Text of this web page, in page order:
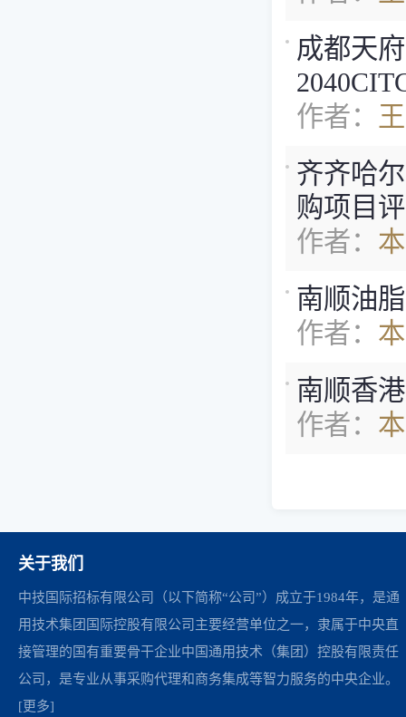
成都天
作者：
齐齐哈
购项目
作者：
南顺油
作者：
南顺香
作者：
关于我们
中技国际招标有限公司（以下简称“公司”）成立于1984年，是通
用技术集团国际控股有限公司主要经营单位之一，隶属于中央直
接管理的国有重要骨干企业中国通用技术（集团）控股有限责任
公司，是专业从事采购代理和商务集成等智力服务的中央企业。
[更多]